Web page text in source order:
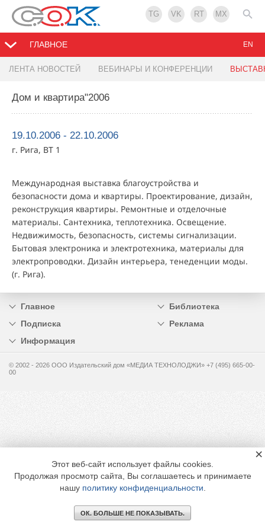
TG VK RT MX
ГЛАВНОЕ
ЛЕНТА НОВОСТЕЙ ВЕБИНАРЫ И КОНФЕРЕНЦИИ
EN
Дом и квартира"2006
19.10.2006 - 22.10.2006
г. Рига, BT 1
Международная выставка благоустройства и
безопасности дома и квартиры. Проектирование, дизайн,
реконструкция квартиры. Ремонтные и отделочные
материалы. Сантехника, теплотехника. Освещение.
Недвижимость, безопасность, системы сигнализации.
Бытовая электроника и электротехника, материалы для
электропроводки. Дизайн интерьера, тенеденции моды.
(г. Рига).
Главное
Библиотека
Подписка
Реклама
Информация
© 2002 - 2026 OOO Издательский дом «МЕДИА ТЕХНОЛОДЖИ» +7 (495) 665-00-
00
Этот веб-сайт использует файлы cookies.
Продолжая просмотр сайта, Вы соглашаетесь и принимаете
нашу политику конфиденциальности
ОК. БОЛЬШЕ НЕ ПОКАЗЫВАТЬ.
×